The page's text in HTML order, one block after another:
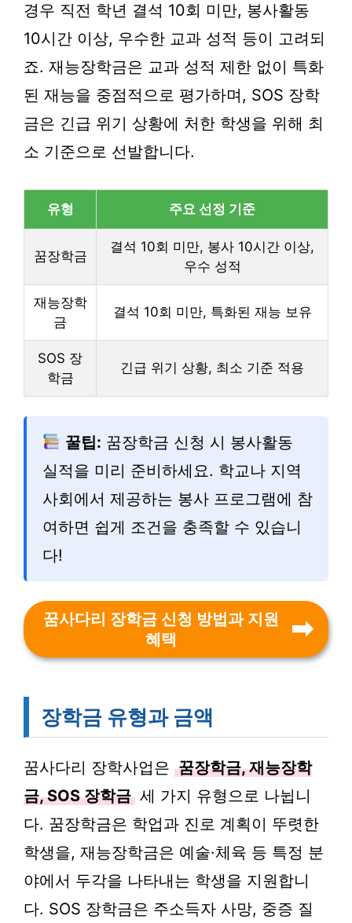
경우 직전 학년 결석 10회 미만, 봉사활동
10시간 이상, 우수한 교과 성적 등이 고려되
죠. 재능장학금은 교과 성적 제한 없이 특화
된 재능을 중점적으로 평가하며, SOS 장학
금은 긴급 위기 상황에 처한 학생을 위해 최
소 기준으로 선발합니다.
유형 주요 선정 기준
꿈장학금
결석 10회 미만, 봉사 10시간 이상,
우수 성적
재능장학
금
결석 10회 미만, 특화된 재능 보유
SOS 장
학금
긴급 위기 상황, 최소 기준 적용
꿀팁: 꿈장학금 신청 시 봉사활동
실적을 미리 준비하세요. 학교나 지역
사회에서 제공하는 봉사 프로그램에 참
여하면 쉽게 조건을 충족할 수 있습니
다!
꿈사다리 장학금 신청 방법과 지원
혜택
장학금 유형과 금액
꿈사다리 장학사업은 꿈장학금, 재능장학
금, SOS 장학금 세 가지 유형으로 나뉩니
다. 꿈장학금은 학업과 진로 계획이 뚜렷한
학생을, 재능장학금은 예술·체육 등 특정 분
야에서 두각을 나타내는 학생을 지원합니
다. SOS 장학금은 주소득자 사망, 중증 질